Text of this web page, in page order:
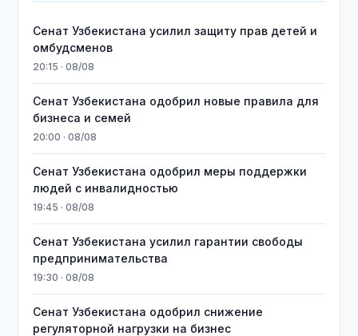
Сенат Узбекистана усилил защиту прав детей и
омбудсменов
20:15 · 08/08
Сенат Узбекистана одобрил новые правила для
бизнеса и семей
20:00 · 08/08
Сенат Узбекистана одобрил меры поддержки
людей с инвалидностью
19:45 · 08/08
Сенат Узбекистана усилил гарантии свободы
предпринимательства
19:30 · 08/08
Сенат Узбекистана одобрил снижение
регуляторной нагрузки на бизнес